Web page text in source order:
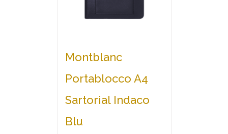
Montblanc
Portablocco A4
Sartorial Indaco
Blu